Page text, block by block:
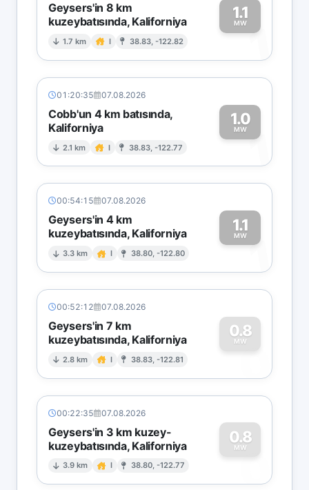
Geysers'in 8 km
kuzeybatısında, Kaliforniya
1.7 km I 38.83, -122.82
1.1
MW1
01:20:35 07.08.2026
Cobb'un 4 km batısında,
Kaliforniya
2.1 km I 38.83, -122.77
1.0
MW1
00:54:15 07.08.2026
Geysers'in 4 km
kuzeybatısında, Kaliforniya
3.3 km I 38.80, -122.80
1.1
MW1
00:52:12 07.08.2026
Geysers'in 7 km
kuzeybatısında, Kaliforniya
2.8 km I 38.83, -122.81
0.8
MW
0
00:22:35 07.08.2026
Geysers'in 3 km kuzey-
kuzeybatısında, Kaliforniya
3.9 km I 38.80, -122.77
0.8
MW
0